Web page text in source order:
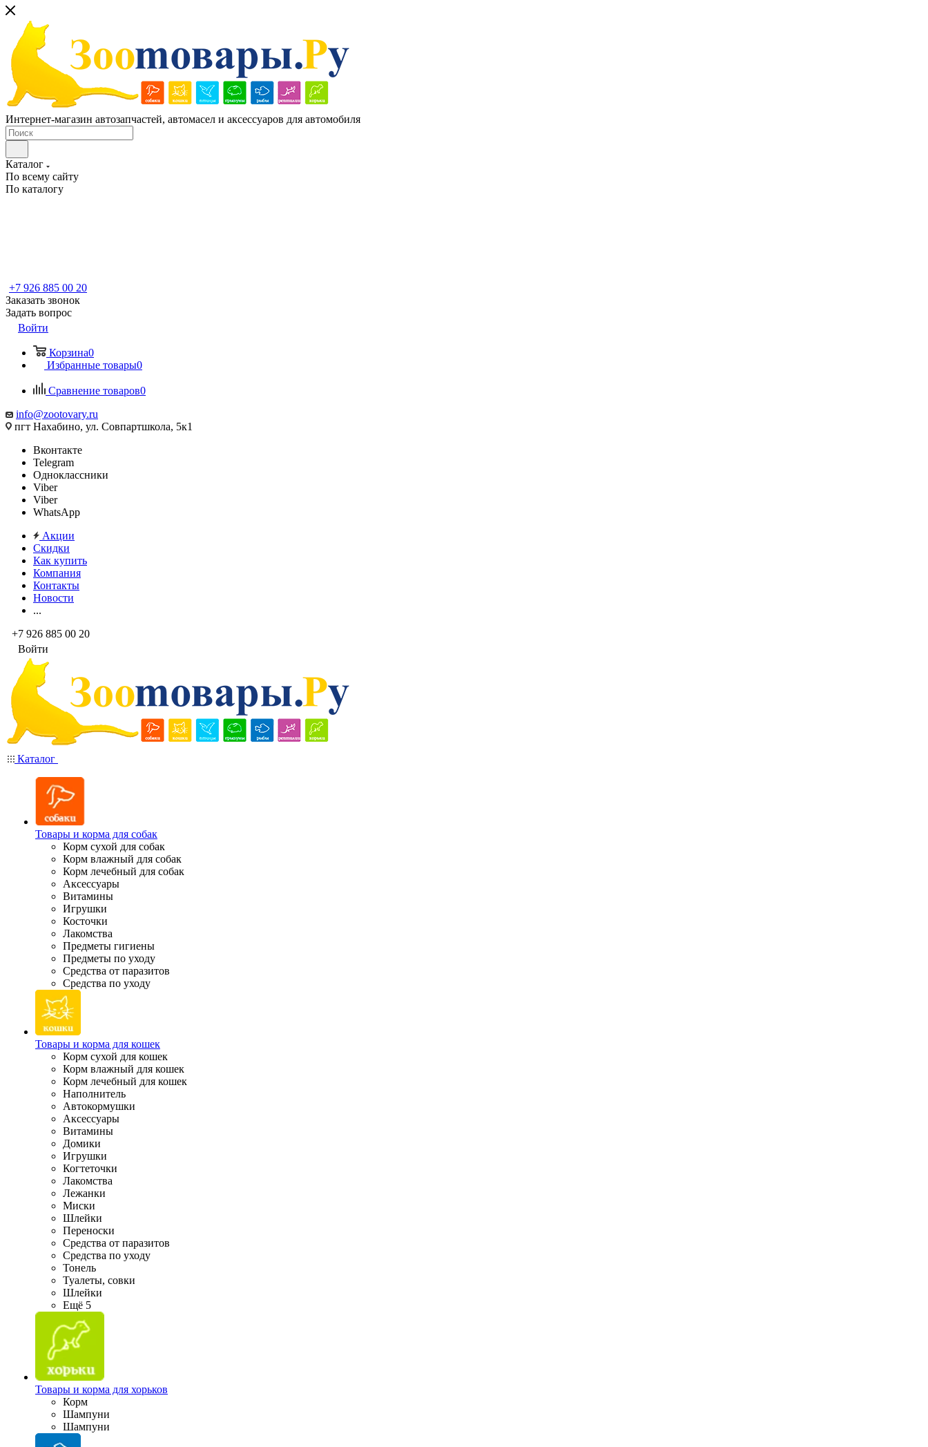
Интернет-магазин автозапчастей, автомасел и аксессуаров для автомобиля
Каталог
По всему сайту
По каталогу
+7 926 885 00 20
Заказать звонок
Задать вопрос
Войти
Корзина0
Избранные товары0
Сравнение товаров0
info@zootovary.ru
пгт Нахабино, ул. Совпартшкола, 5к1
Вконтакте
Telegram
Одноклассники
Viber
Viber
WhatsApp
Акции
Скидки
Как купить
Компания
Контакты
Новости
...
+7 926 885 00 20
Войти
Каталог
Товары и корма для собак
Корм сухой для собак
Корм влажный для собак
Корм лечебный для собак
Аксессуары
Витамины
Игрушки
Косточки
Лакомства
Предметы гигиены
Предметы по уходу
Средства от паразитов
Средства по уходу
Товары и корма для кошек
Корм сухой для кошек
Корм влажный для кошек
Корм лечебный для кошек
Наполнитель
Автокормушки
Аксессуары
Витамины
Домики
Игрушки
Когтеточки
Лакомства
Лежанки
Миски
Шлейки
Переноски
Средства от паразитов
Средства по уходу
Тонель
Туалеты, совки
Шлейки
Ещё 5
Товары и корма для хорьков
Корм
Шампуни
Шампуни